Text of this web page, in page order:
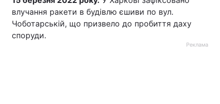
влучання ракети в будівлю єшиви по вул.
Чоботарській, що призвело до пробиття даху
споруди.
Реклама